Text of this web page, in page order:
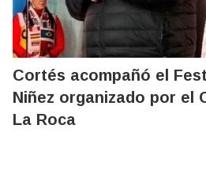
Cortés acompañó el
Niñez organizado por el
La Roca